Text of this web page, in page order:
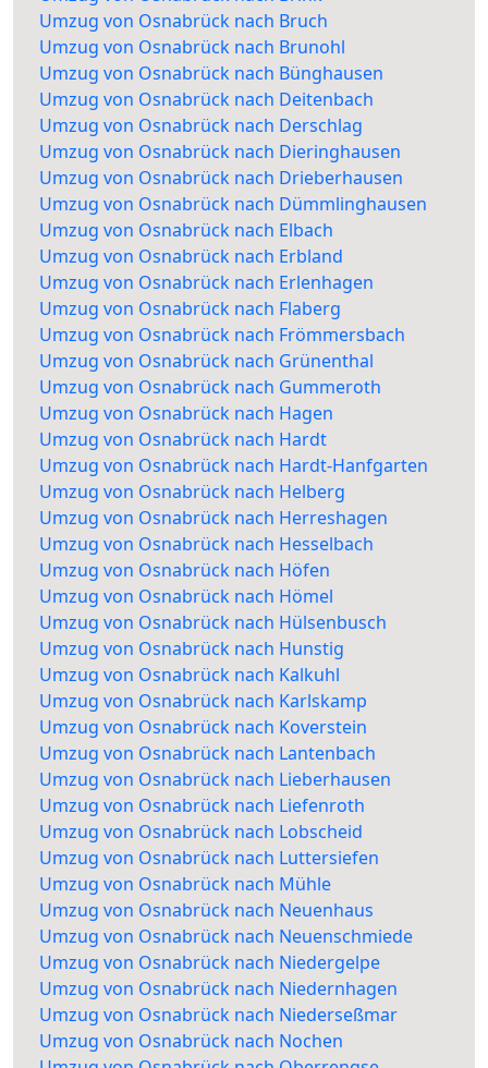
Umzug von Osnabrück nach Bruch
Umzug von Osnabrück nach Brunohl
Umzug von Osnabrück nach Bünghausen
Umzug von Osnabrück nach Deitenbach
Umzug von Osnabrück nach Derschlag
Umzug von Osnabrück nach Dieringhausen
Umzug von Osnabrück nach Drieberhausen
Umzug von Osnabrück nach Dümmlinghausen
Umzug von Osnabrück nach Elbach
Umzug von Osnabrück nach Erbland
Umzug von Osnabrück nach Erlenhagen
Umzug von Osnabrück nach Flaberg
Umzug von Osnabrück nach Frömmersbach
Umzug von Osnabrück nach Grünenthal
Umzug von Osnabrück nach Gummeroth
Umzug von Osnabrück nach Hagen
Umzug von Osnabrück nach Hardt
Umzug von Osnabrück nach Hardt-Hanfgarten
Umzug von Osnabrück nach Helberg
Umzug von Osnabrück nach Herreshagen
Umzug von Osnabrück nach Hesselbach
Umzug von Osnabrück nach Höfen
Umzug von Osnabrück nach Hömel
Umzug von Osnabrück nach Hülsenbusch
Umzug von Osnabrück nach Hunstig
Umzug von Osnabrück nach Kalkuhl
Umzug von Osnabrück nach Karlskamp
Umzug von Osnabrück nach Koverstein
Umzug von Osnabrück nach Lantenbach
Umzug von Osnabrück nach Lieberhausen
Umzug von Osnabrück nach Liefenroth
Umzug von Osnabrück nach Lobscheid
Umzug von Osnabrück nach Luttersiefen
Umzug von Osnabrück nach Mühle
Umzug von Osnabrück nach Neuenhaus
Umzug von Osnabrück nach Neuenschmiede
Umzug von Osnabrück nach Niedergelpe
Umzug von Osnabrück nach Niedernhagen
Umzug von Osnabrück nach Niederseßmar
Umzug von Osnabrück nach Nochen